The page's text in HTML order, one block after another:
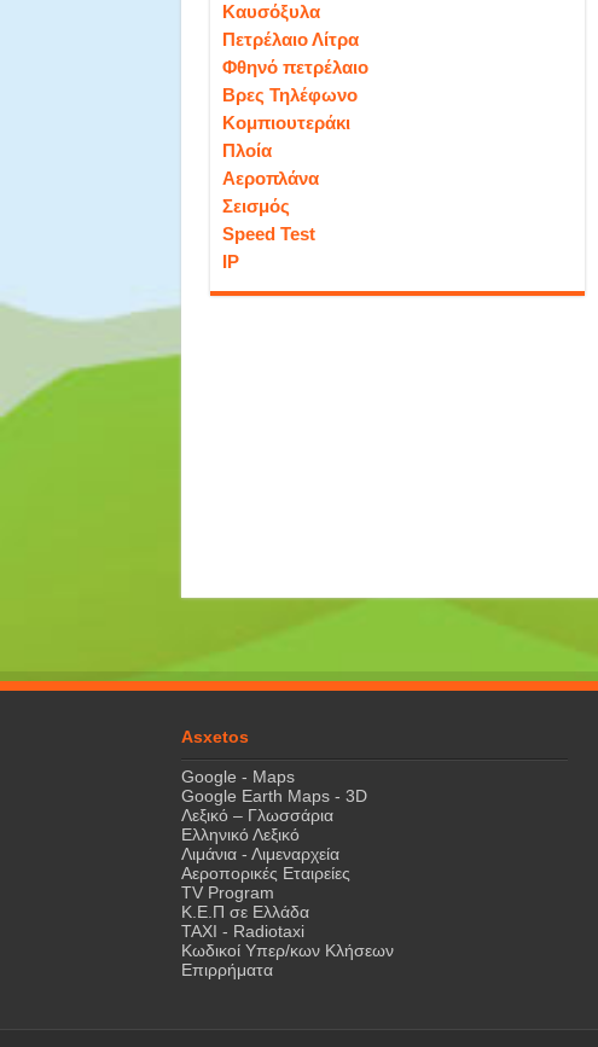
Καυσόξυλα
Πετρέλαιο Λίτρα
Φθηνό πετρέλαιο
Βρες Τηλέφωνο
Κομπιουτεράκι
Πλοία
Αεροπλάνα
Σεισμός
Speed Test
IP
Asxetos
Google - Maps
Google Earth Maps - 3D
Λεξικό – Γλωσσάρια
Ελληνικό Λεξικό
Λιμάνια - Λιμεναρχεία
Αεροπορικές Εταιρείες
TV Program
Κ.Ε.Π σε Ελλάδα
ΤΑΧΙ - Radiotaxi
Κωδικοί Υπερ/κων Κλήσεων
Επιρρήματα